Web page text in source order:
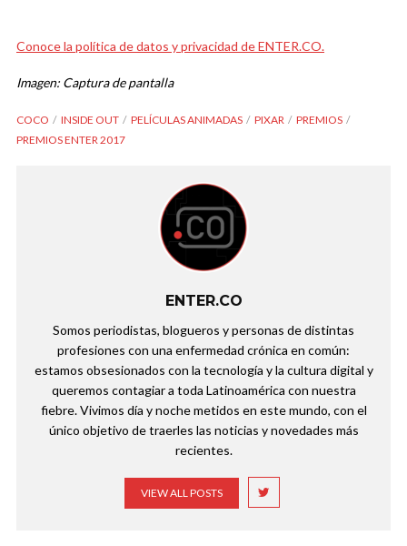
Conoce la política de datos y privacidad de ENTER.CO.
Imagen: Captura de pantalla
COCO INSIDE OUT PELÍCULAS ANIMADAS PIXAR
PREMIOS
PREMIOS ENTER 2017
ENTER.CO
Somos periodistas, blogueros y personas de distintas
profesiones con una enfermedad crónica en común:
estamos obsesionados con la tecnología y la cultura digital y
queremos contagiar a toda Latinoamérica con nuestra
fiebre. Vivimos día y noche metidos en este mundo, con el
único objetivo de traerles las noticias y novedades más
recientes.
VIEW ALL POSTS